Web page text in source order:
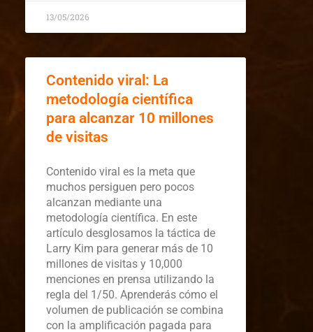
13/05/2026
Contenido viral: La
metodología científica
para alcanzar 10 millones
de visitas
Contenido viral es la meta que
muchos persiguen pero pocos
alcanzan mediante una
metodología científica. En este
artículo desglosamos la táctica de
Larry Kim para generar más de 10
millones de visitas y 10,000
menciones en prensa utilizando la
regla del 1/50. Aprenderás cómo el
volumen de publicación se combina
con la amplificación pagada para